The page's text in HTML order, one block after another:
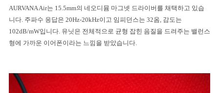
AURVANA Air는 15.5mm의 네오디뮴 마그넷 드라이버를 채택하고 있습
니다. 주파수 응답은 20Hz-20kHz이고 임피던스는 32옴, 감도는
102dB/mW입니다. 유닛은 전체적으로 균형 잡힌 음질을 드려주는 밸런스
형에 가까운 이어폰이라는 느낌을 받았습니다.